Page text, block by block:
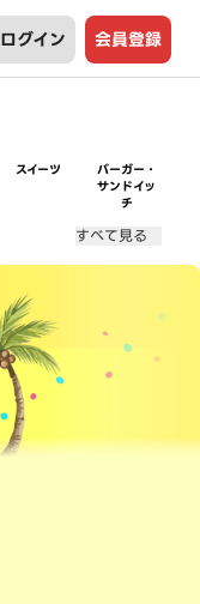
ログイン 会員登録
スイーツ
バーガー・
サンドイッ
チ
すべて見る